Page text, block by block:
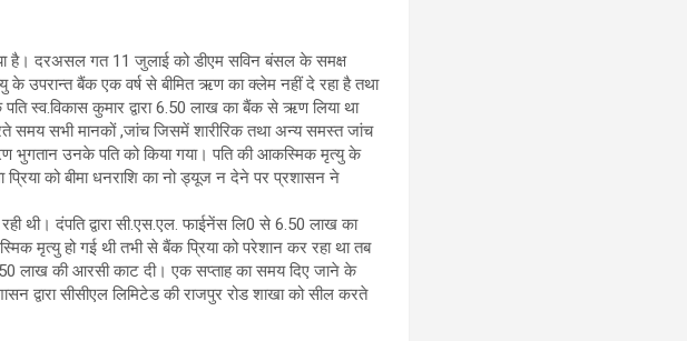
है। दरअसल गत 11 जुलाई को डीएम सविन बंसल के समक्ष
के उपरान्त बैंक एक वर्ष से बीमित ऋण का क्लेम नहीं दे रहा है तथा
स्व.विकास कुमार द्वारा 6.50 लाख का बैंक से ऋण लिया था
समय सभी मानकों ,जांच जिसमें शारीरिक तथा अन्य समस्त जांच
भुगतान उनके पति को किया गया। पति की आकस्मिक मृत्यु के
को बीमा धनराशि का नो ड्यूज न देने पर प्रशासन ने
रही थी। दंपति द्वारा सी.एस.एल. फाईनेंस लि0 से 6.50 लाख का
मृत्यु हो गई थी तभी से बैंक प्रिया को परेशान कर रहा था तब
लाख की आरसी काट दी। एक सप्ताह का समय दिए जाने के
द्वारा सीसीएल लिमिटेड की राजपुर रोड शाखा को सील करते